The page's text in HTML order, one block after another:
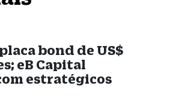
bond de US$
eB Capital
estratégicos